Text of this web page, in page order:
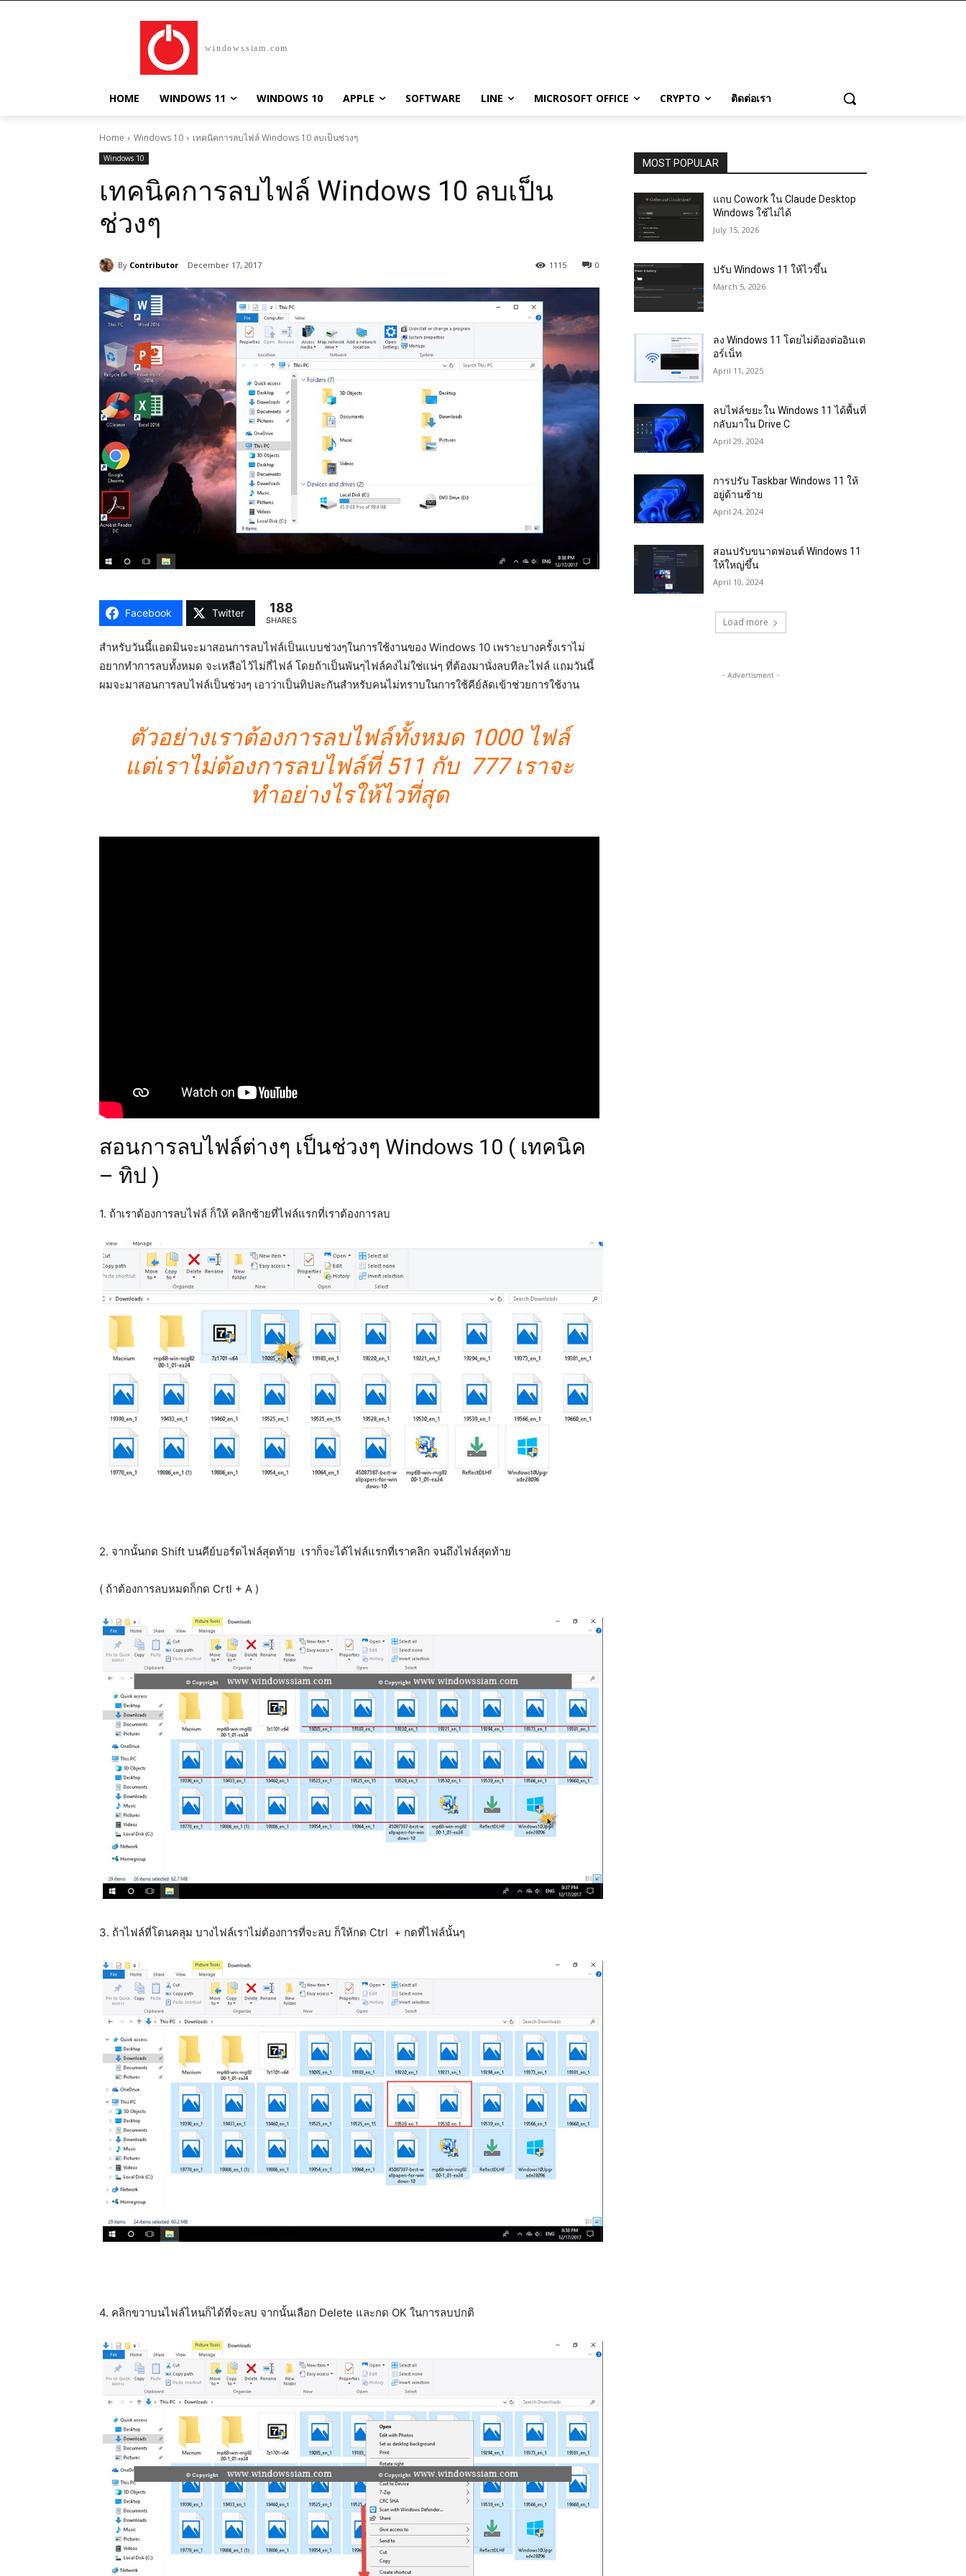
windowssiam.com
HOME WINDOWS 11 WINDOWS 10 APPLE SOFTWARE LINE MICROSOFT OFFICE CRYPTO ติดต่อเรา
Home Windows 10 เทคนิคการลบไฟล์ Windows 10 ลบเป็นช่วงๆ
Windows 10
เทคนิคการลบไฟล์ Windows 10 ลบเป็น
ช่วงๆ
By Contributor December 17, 2017 0
1115
Facebook Twitter 188
SHARES
สำหรับวันนี้แอดมินจะมาสอนการลบไฟล์เป็นแบบช่วงๆในการใช้งานของ Windows 10 เพราะบางครั้งเราไม่
อยากทำการลบทั้งหมด จะเหลือไว้ไม่กี่ไฟล์ โดยถ้าเป็นพันๆไฟล์คงไม่ใช่แน่ๆ ที่ต้องมานั่งลบทีละไฟล์ แถมวันนี้
ผมจะมาสอนการลบไฟล์เป็นช่วงๆ เอาว่าเป็นทิปละกันสำหรับคนไม่ทราบในการใช้คีย์ลัดเข้าช่วยการใช้งาน
ตัวอย่างเราต้องการลบไฟล์ทั้งหมด 1000 ไฟล์
แต่เราไม่ต้องการลบไฟล์ที่ 511 กับ 777 เราจะ
ทำอย่างไรให้ไวที่สุด
สอนการลบไฟล์ต่างๆ เป็นช่วงๆ Windows 10 ( เทคนิค
– ทิป )
1. ถ้าเราต้องการลบไฟล์ ก็ให้ คลิกซ้ายที่ไฟล์แรกที่เราต้องการลบ
2. จากนั้นกด Shift บนคีย์บอร์ดไฟล์สุดท้าย เราก็จะได้ไฟล์แรกที่เราคลิก จนถึงไฟล์สุดท้าย
( ถ้าต้องการลบหมดก็กด Crtl + A )
3. ถ้าไฟล์ที่โดนคลุม บางไฟล์เราไม่ต้องการที่จะลบ ก็ให้กด Ctrl + กดที่ไฟล์นั้นๆ
4. คลิกขวาบนไฟล์ไหนก็ได้ที่จะลบ จากนั้นเลือก Delete และกด OK ในการลบปกติ
MOST POPULAR
แถบ Cowork ใน Claude Desktop
Windows ใช้ไม่ได้
July 15, 2026
ปรับ Windows 11 ให้ไวขึ้น
March 5, 2026
ลง Windows 11 โดยไม่ต้องต่ออินเต
อร์เน็ท
April 11, 2025
ลบไฟล์ขยะใน Windows 11 ได้พื้นที่
กลับมาใน Drive C
April 29, 2024
การปรับ Taskbar Windows 11 ให้
อยู่ด้านซ้าย
April 24, 2024
สอนปรับขนาดฟอนต์ Windows 11
ให้ใหญ่ขึ้น
April 10, 2024
Load more
- Advertisment -